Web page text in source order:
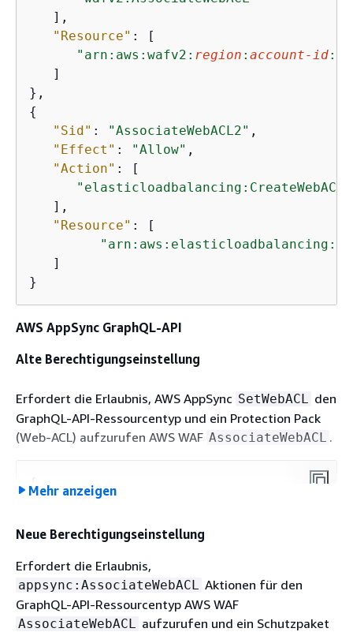
                  ],
                  ]
               }
   ],
"Resource" : [
"arn:aws:wafv2: region : account-id
   ]
{
"Sid" : "AssociateWebACL2" ,
"Effect" : "Allow" ,
"Action" : [
   ],
"Resource" : [
"arn:aws:elasticloadbalancing:*:
   ]
}
AWS AppSync GraphQL-API
Alte Berechtigungseinstellung
Erfordert die Erlaubnis, AWS AppSync SetWebACL
den
GraphQL-API-Ressourcentyp und ein Protection Pack
(Web-ACL) aufzurufen AWS WAF AssociateWebACL .
"Sid":
"Action": [
"arn:aws:wafv2:
Mehr anzeigen
Neue Berechtigungseinstellung
Erfordert die Erlaubnis,
appsync:AssociateWebACL
Aktionen für den
GraphQL-API-Ressourcentyp AWS WAF
AssociateWebACL
aufzurufen und ein Schutzpaket